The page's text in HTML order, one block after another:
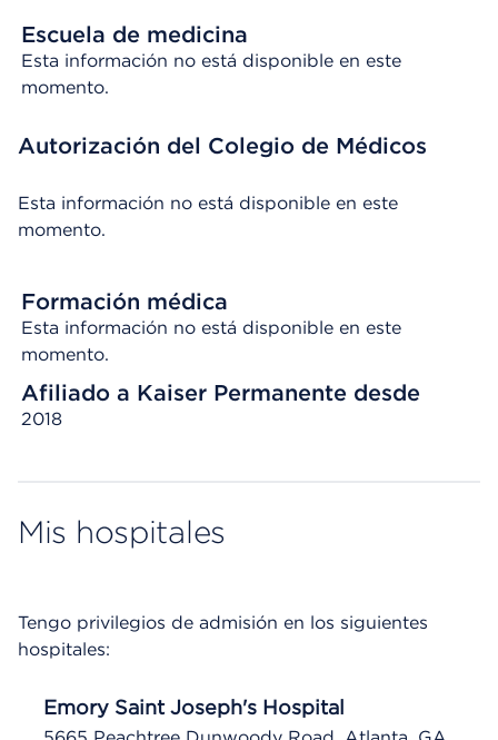
Escuela de medicina
Esta información no está disponible en este
momento.
Autorización del Colegio de Médicos
Esta información no está disponible en este
momento.
Formación médica
Esta información no está disponible en este
momento.
Afiliado a Kaiser Permanente desde
2018
Mis hospitales
Tengo privilegios de admisión en los siguientes
hospitales:
Emory Saint Joseph's Hospital